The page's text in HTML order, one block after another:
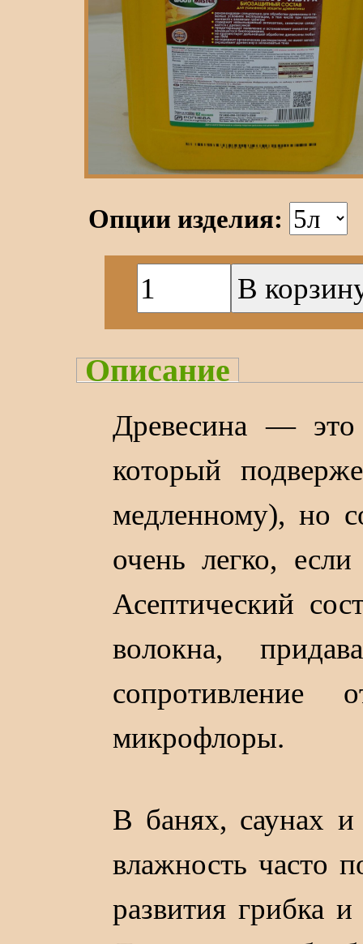
Опции изделия:
Описание
Древесина — это
который
медленному), но
очень легко,
Асептический
волокна,
сопротивление
микрофлоры.
В банях, саунах
влажность часто
развития грибка